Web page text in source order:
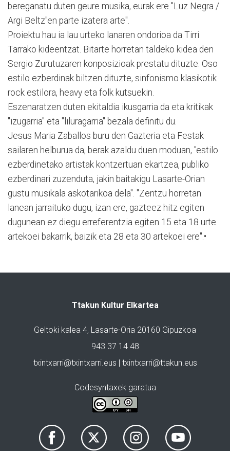
bereganatu duten geure musika, eurak ere "Luz Negra /
Argi Beltz"en parte izatera arte".
Proiektu hau ia lau urteko lanaren ondorioa da Tirri
Tarrako kideentzat. Bitarte horretan taldeko kidea den
Sergio Zurutuzaren konposizioak prestatu dituzte. Oso
estilo ezberdinak biltzen dituzte, sinfonismo klasikotik
rock estilora, heavy eta folk kutsuekin.
Eszenaratzen duten ekitaldia ikusgarria da eta kritikak
"izugarria" eta "liluragarria" bezala definitu du.
Jesus Maria Zaballos buru den Gazteria eta Festak
sailaren helburua da, berak azaldu duen moduan, "estilo
ezberdinetako artistak kontzertuan ekartzea, publiko
ezberdinari zuzenduta, jakin baitakigu Lasarte-Orian
gustu musikala askotarikoa dela". "Zentzu horretan
lanean jarraituko dugu, izan ere, gazteez hitz egiten
dugunean ez diegu erreferentzia egiten 15 eta 18 urte
artekoei bakarrik, baizik eta 28 eta 30 artekoei ere".•
Ttakun Kultur Elkartea
Geltoki kalea 4, Lasarte-Oria 20160 Gipuzkoa
943 37 14 48
txintxarri@txintxarri.eus | txintxarri@ttakun.eus
Codesyntaxek garatua